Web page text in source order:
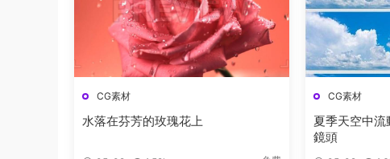
CG素材
水落在芬芳的玫瑰花上
CG素材
夏季天空中
鏡頭